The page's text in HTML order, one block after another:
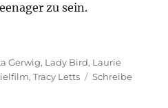
zu sein.
Gerwig, Lady Bird, Laurie
,Tracy Letts
Schreibe